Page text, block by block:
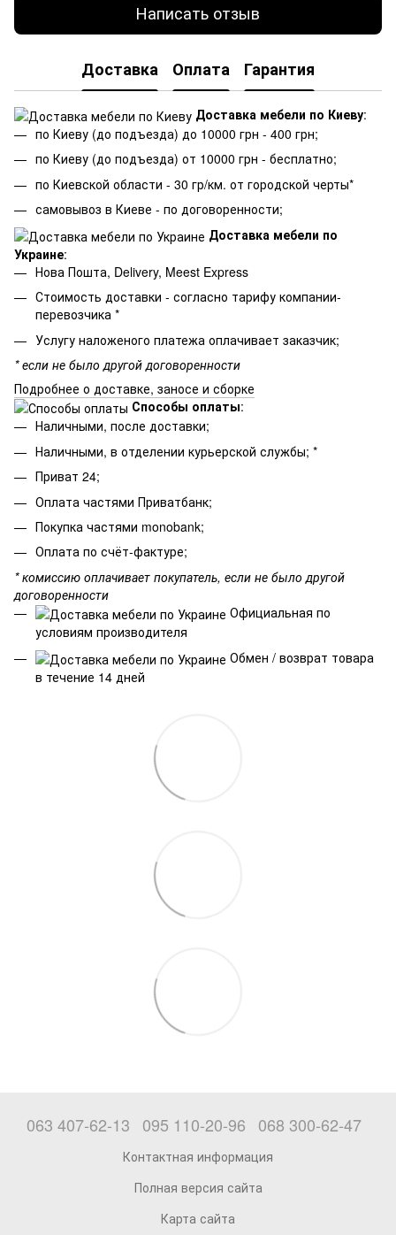
Написать отзыв
Доставка Оплата Гарантия
Доставка мебели по Киеву:
по Киеву (до подъезда) до 10000 грн - 400 грн;
по Киеву (до подъезда) от 10000 грн - бесплатно;
по Киевской области - 30 гр/км. от городской черты*
самовывоз в Киеве - по договоренности;
Доставка мебели по
Украине:
Нова Пошта, Delivery, Meest Express
Стоимость доставки - согласно тарифу компании-
перевозчика *
Услугу наложеного платежа оплачивает заказчик;
* если не было другой договоренности
Подробнее о доставке, заносе и сборке
Способы оплаты:
Наличными, после доставки;
Наличными, в отделении курьерской службы; *
Приват 24;
Оплата частями Приватбанк;
Покупка частями monobank;
Оплата по счёт-фактуре;
* комиссию оплачивает покупатель, если не было другой
договоренности
Официальная по
условиям производителя
Обмен / возврат товара
в течение 14 дней
063 407-62-13 095 110-20-96 068 300-62-47
Контактная информация
Полная версия сайта
Карта сайта